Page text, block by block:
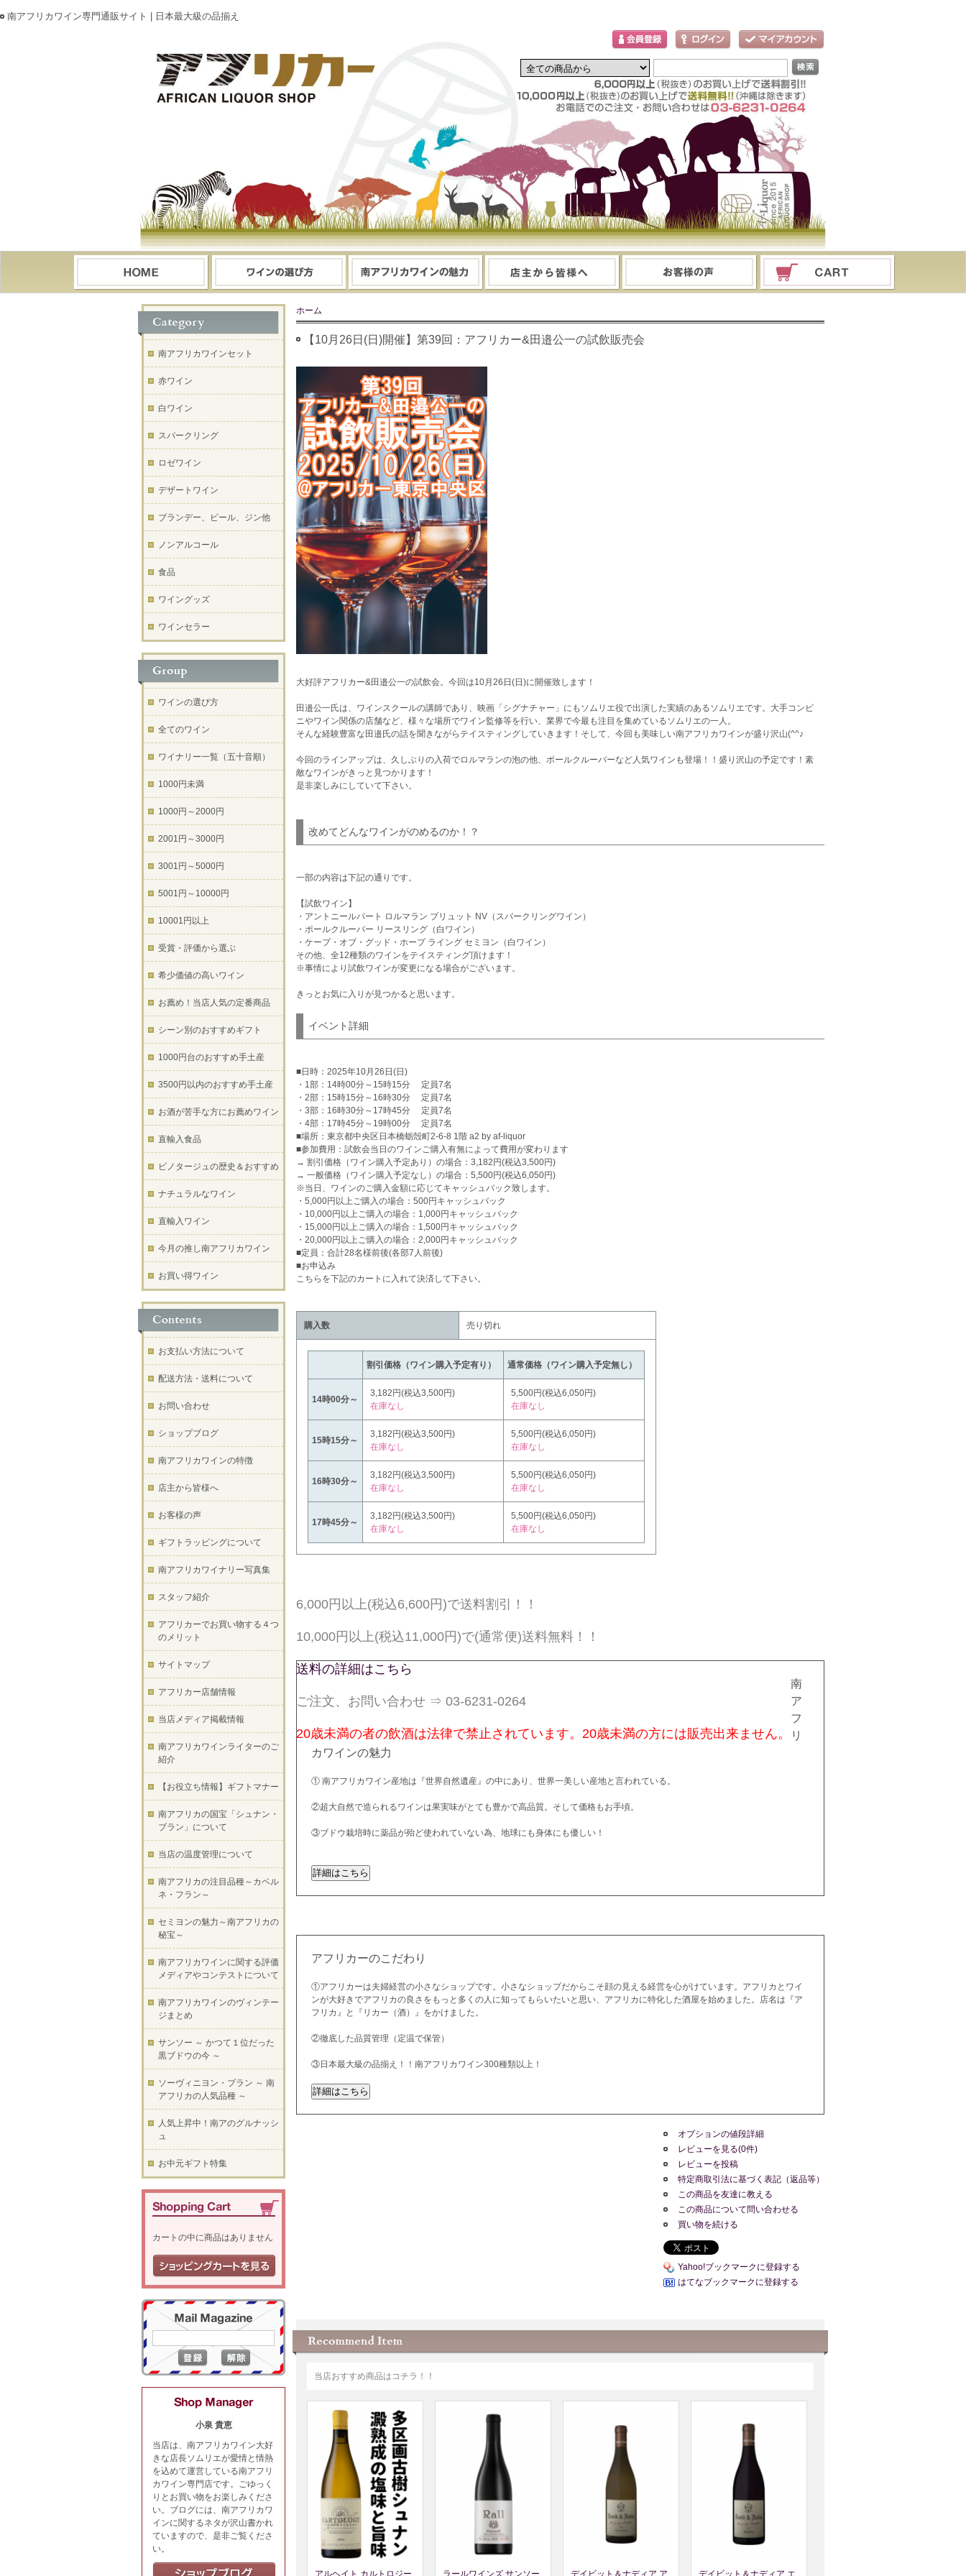
南アフリカワイン専門通販サイト | 日本最大級の品揃え
ホーム
【10月26日(日)開催】第39回：アフリカー&田邉公一の試飲販売会
大好評アフリカー&田邉公一の試飲会。今回は10月26日(日)に開催致します！
田邉公一氏は、ワインスクールの講師であり、映画「シグナチャー」にもソムリエ役で出演した実績のあるソムリエです。大手コンビ
ニやワイン関係の店舗など、様々な場所でワイン監修等を行い、業界で今最も注目を集めているソムリエの一人。
そんな経験豊富な田邉氏の話を聞きながらテイスティングしていきます！そして、今回も美味しい南アフリカワインが盛り沢山(^^♪
今回のラインアップは、久しぶりの入荷でロルマランの泡の他、ポールクルーバーなど人気ワインも登場！！盛り沢山の予定です！素
敵なワインがきっと見つかります！
是非楽しみにしていて下さい。
改めてどんなワインがのめるのか！？
一部の内容は下記の通りです。
【試飲ワイン】
・アントニールパート ロルマラン ブリュット NV（スパークリングワイン）
・ポールクルーバー リースリング（白ワイン）
・ケープ・オブ・グッド・ホープ ライング セミヨン（白ワイン）
その他、全12種類のワインをテイスティング頂けます！
※事情により試飲ワインが変更になる場合がございます。
きっとお気に入りが見つかると思います。
イベント詳細
■日時：2025年10月26日(日)
・1部：14時00分～15時15分 定員7名
・2部：15時15分～16時30分 定員7名
・3部：16時30分～17時45分 定員7名
・4部：17時45分～19時00分 定員7名
■場所：東京都中央区日本橋蛎殻町2-6-8 1階 a2 by af-liquor
■参加費用：試飲会当日のワインご購入有無によって費用が変わります
→ 割引価格（ワイン購入予定あり）の場合：3,182円(税込3,500円)
→ 一般価格（ワイン購入予定なし）の場合：5,500円(税込6,050円)
※当日、ワインのご購入金額に応じてキャッシュバック致します。
・5,000円以上ご購入の場合：500円キャッシュバック
・10,000円以上ご購入の場合：1,000円キャッシュバック
・15,000円以上ご購入の場合：1,500円キャッシュバック
・20,000円以上ご購入の場合：2,000円キャッシュバック
■定員：合計28名様前後(各部7人前後)
■お申込み
こちらを下記のカートに入れて決済して下さい。
購入数 売り切れ
割引価格（ワイン購入予定有り） 通常価格（ワイン購入予定無し）
14時00分～
3,182円(税込3,500円)
在庫なし
5,500円(税込6,050円)
在庫なし
15時15分～
3,182円(税込3,500円)
在庫なし
5,500円(税込6,050円)
在庫なし
16時30分～
3,182円(税込3,500円)
在庫なし
5,500円(税込6,050円)
在庫なし
17時45分～
3,182円(税込3,500円)
在庫なし
5,500円(税込6,050円)
在庫なし
6,000円以上(税込6,600円)で送料割引！！
10,000円以上(税込11,000円)で(通常便)送料無料！！
送料の詳細はこちら
ご注文、お問い合わせ ⇒ 03-6231-0264
20歳未満の者の飲酒は法律で禁止されています。20歳未満の方には販売出来ません。
南
ア
フ
リ
カワインの魅力
① 南アフリカワイン産地は『世界自然遺産』の中にあり、世界一美しい産地と言われている。
②超大自然で造られるワインは果実味がとても豊かで高品質。そして価格もお手頃。
③ブドウ栽培時に薬品が殆ど使われていない為、地球にも身体にも優しい！
アフリカーのこだわり
①アフリカーは夫婦経営の小さなショップです。小さなショップだからこそ顔の見える経営を心がけています。アフリカとワイ
ンが大好きでアフリカの良さをもっと多くの人に知ってもらいたいと思い、アフリカに特化した酒屋を始めました。店名は『ア
フリカ』と『リカー（酒）』をかけました。
②徹底した品質管理（定温で保管）
③日本最大級の品揃え！！南アフリカワイン300種類以上！
オプションの値段詳細
レビューを見る(0件)
レビューを投稿
特定商取引法に基づく表記（返品等）
この商品を友達に教える
この商品について問い合わせる
買い物を続ける
Yahoo!ブックマークに登録する
はてなブックマークに登録する
当店おすすめ商品はコチラ！！
アルヘイト カルトロジー ラールワインズ サンソー デイビット＆ナディア ア デイビット＆ナディア エ
南アフリカワインセット
赤ワイン
白ワイン
スパークリング
ロゼワイン
デザートワイン
ブランデー、ビール、ジン他
ノンアルコール
食品
ワイングッズ
ワインセラー
ワインの選び方
全てのワイン
ワイナリー一覧（五十音順）
1000円未満
1000円～2000円
2001円～3000円
3001円～5000円
5001円～10000円
10001円以上
受賞・評価から選ぶ
希少価値の高いワイン
お薦め！当店人気の定番商品
シーン別のおすすめギフト
1000円台のおすすめ手土産
3500円以内のおすすめ手土産
お酒が苦手な方にお薦めワイン
直輸入食品
ピノタージュの歴史＆おすすめ
ナチュラルなワイン
直輸入ワイン
今月の推し南アフリカワイン
お買い得ワイン
お支払い方法について
配送方法・送料について
お問い合わせ
ショップブログ
南アフリカワインの特徴
店主から皆様へ
お客様の声
ギフトラッピングについて
南アフリカワイナリー写真集
スタッフ紹介
アフリカーでお買い物する４つ
のメリット
サイトマップ
アフリカー店舗情報
当店メディア掲載情報
南アフリカワインライターのご
紹介
【お役立ち情報】ギフトマナー
南アフリカの国宝「シュナン・
ブラン」について
当店の温度管理について
南アフリカの注目品種～カベル
ネ・フラン～
セミヨンの魅力～南アフリカの
秘宝～
南アフリカワインに関する評価
メディアやコンテストについて
南アフリカワインのヴィンテー
ジまとめ
サンソー ～ かつて１位だった
黒ブドウの今 ～
ソーヴィニヨン・ブラン ～ 南
アフリカの人気品種 ～
人気上昇中！南アのグルナッシ
ュ
お中元ギフト特集
カートの中に商品はありません
小泉 貴恵
当店は、南アフリカワイン大好
きな店長ソムリエが愛情と情熱
を込めて運営している南アフリ
カワイン専門店です。ごゆっく
りとお買い物をお楽しみくださ
い。ブログには、南アフリカワ
インに関するネタが沢山書かれ
ていますので、是非ご覧くださ
い。